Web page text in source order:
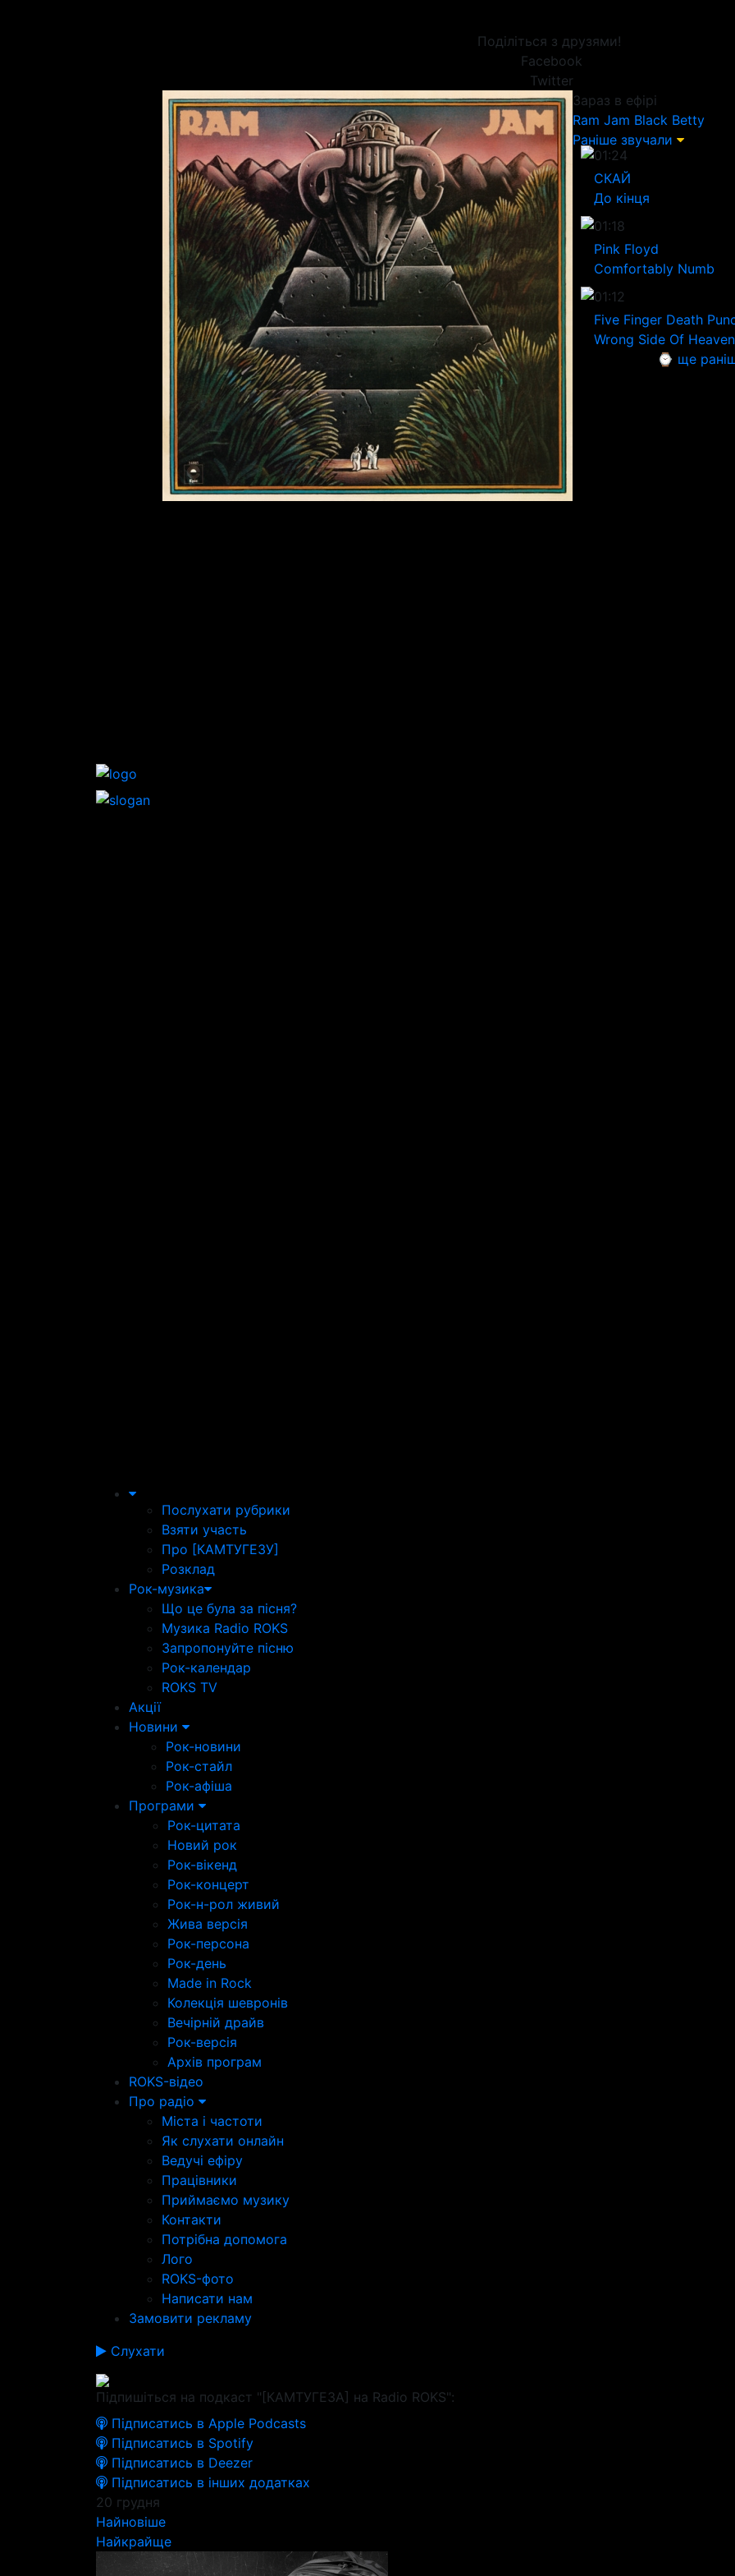
Поділіться з друзями!
Facebook
Twitter
Зараз в ефірі
Ram Jam Black Betty
Раніше звучали
01:24
СКАЙ
До кінця
01:18
Pink Floyd
Comfortably Numb
01:12
Five Finger Death
Wrong Side Of Heaven
⌚ ще
Послухати рубрики
Взяти участь
Про [КАМТУГЕЗУ]
Розклад
Рок-музика
Що це була за пісня?
Музика Radio ROKS
Запропонуйте пісню
Рок-календар
ROKS TV
Акції
Новини
Рок-новини
Рок-стайл
Рок-афіша
Програми
Рок-цитата
Новий рок
Рок-вікенд
Рок-концерт
Рок-н-рол живий
Жива версія
Рок-персона
Рок-день
Made in Rock
Колекція шевронів
Вечірній драйв
Рок-версія
Архів програм
ROKS-відео
Про радіо
Міста і частоти
Як слухати онлайн
Ведучі ефіру
Працівники
Приймаємо музику
Контакти
Потрібна допомога
Лого
ROKS-фото
Написати нам
Замовити рекламу
Слухати
Підпишіться на подкаст "[КАМТУГЕЗА] на Radio ROKS":
Підписатись в Apple Podcasts
Підписатись в Spotify
Підписатись в Deezer
Підписатись в інших додатках
20 грудня
Найновіше
Найкрайще